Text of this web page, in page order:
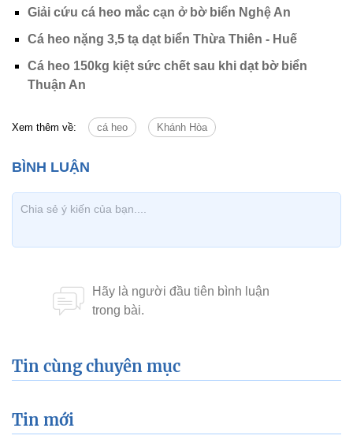
Giải cứu cá heo mắc cạn ở bờ biển Nghệ An
Cá heo nặng 3,5 tạ dạt biển Thừa Thiên - Huế
Cá heo 150kg kiệt sức chết sau khi dạt bờ biển
Thuận An
Xem thêm về: cá heo Khánh Hòa
Tin cùng chuyên mục
Tin mới